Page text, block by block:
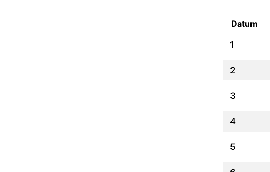
Datum
1
2
3
4
5